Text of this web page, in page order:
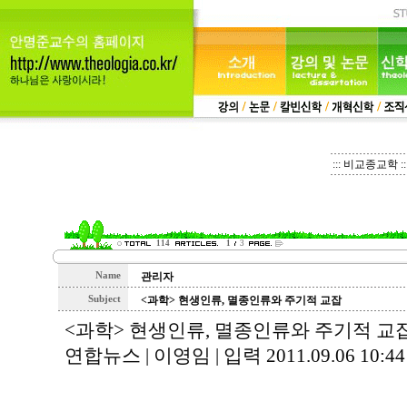
::: 비교종교학
114 1 3
Name 관리자
Subject <과학> 현생인류, 멸종인류와 주기적 교잡
<과학> 현생인류, 멸종인류와 주기적 교
연합뉴스 | 이영임 | 입력 2011.09.06